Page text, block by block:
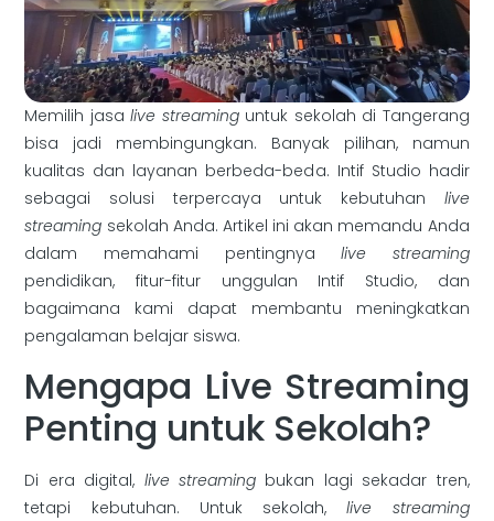
Memilih jasalive streaminguntuk sekolah di Tangerang
bisa jadi membingungkan. Banyak pilihan, namun
kualitas dan layanan berbeda-beda. Intif Studio hadir
sebagai solusi terpercaya untuk kebutuhan live
streaming sekolah Anda. Artikel ini akan memandu Anda
dalam memahami pentingnyalive streaming
pendidikan, fitur-fitur unggulan Intif Studio, dan
bagaimana kami dapat membantu meningkatkan
pengalaman belajar siswa.
Mengapa Live Streaming
Penting untuk Sekolah?
Di era digital, live streaming bukan lagi sekadar tren,
tetapi kebutuhan. Untuk sekolah,live streaming